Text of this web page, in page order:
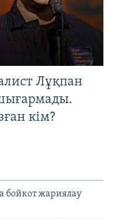
Лұқпан
кім?
бойкот жариялау